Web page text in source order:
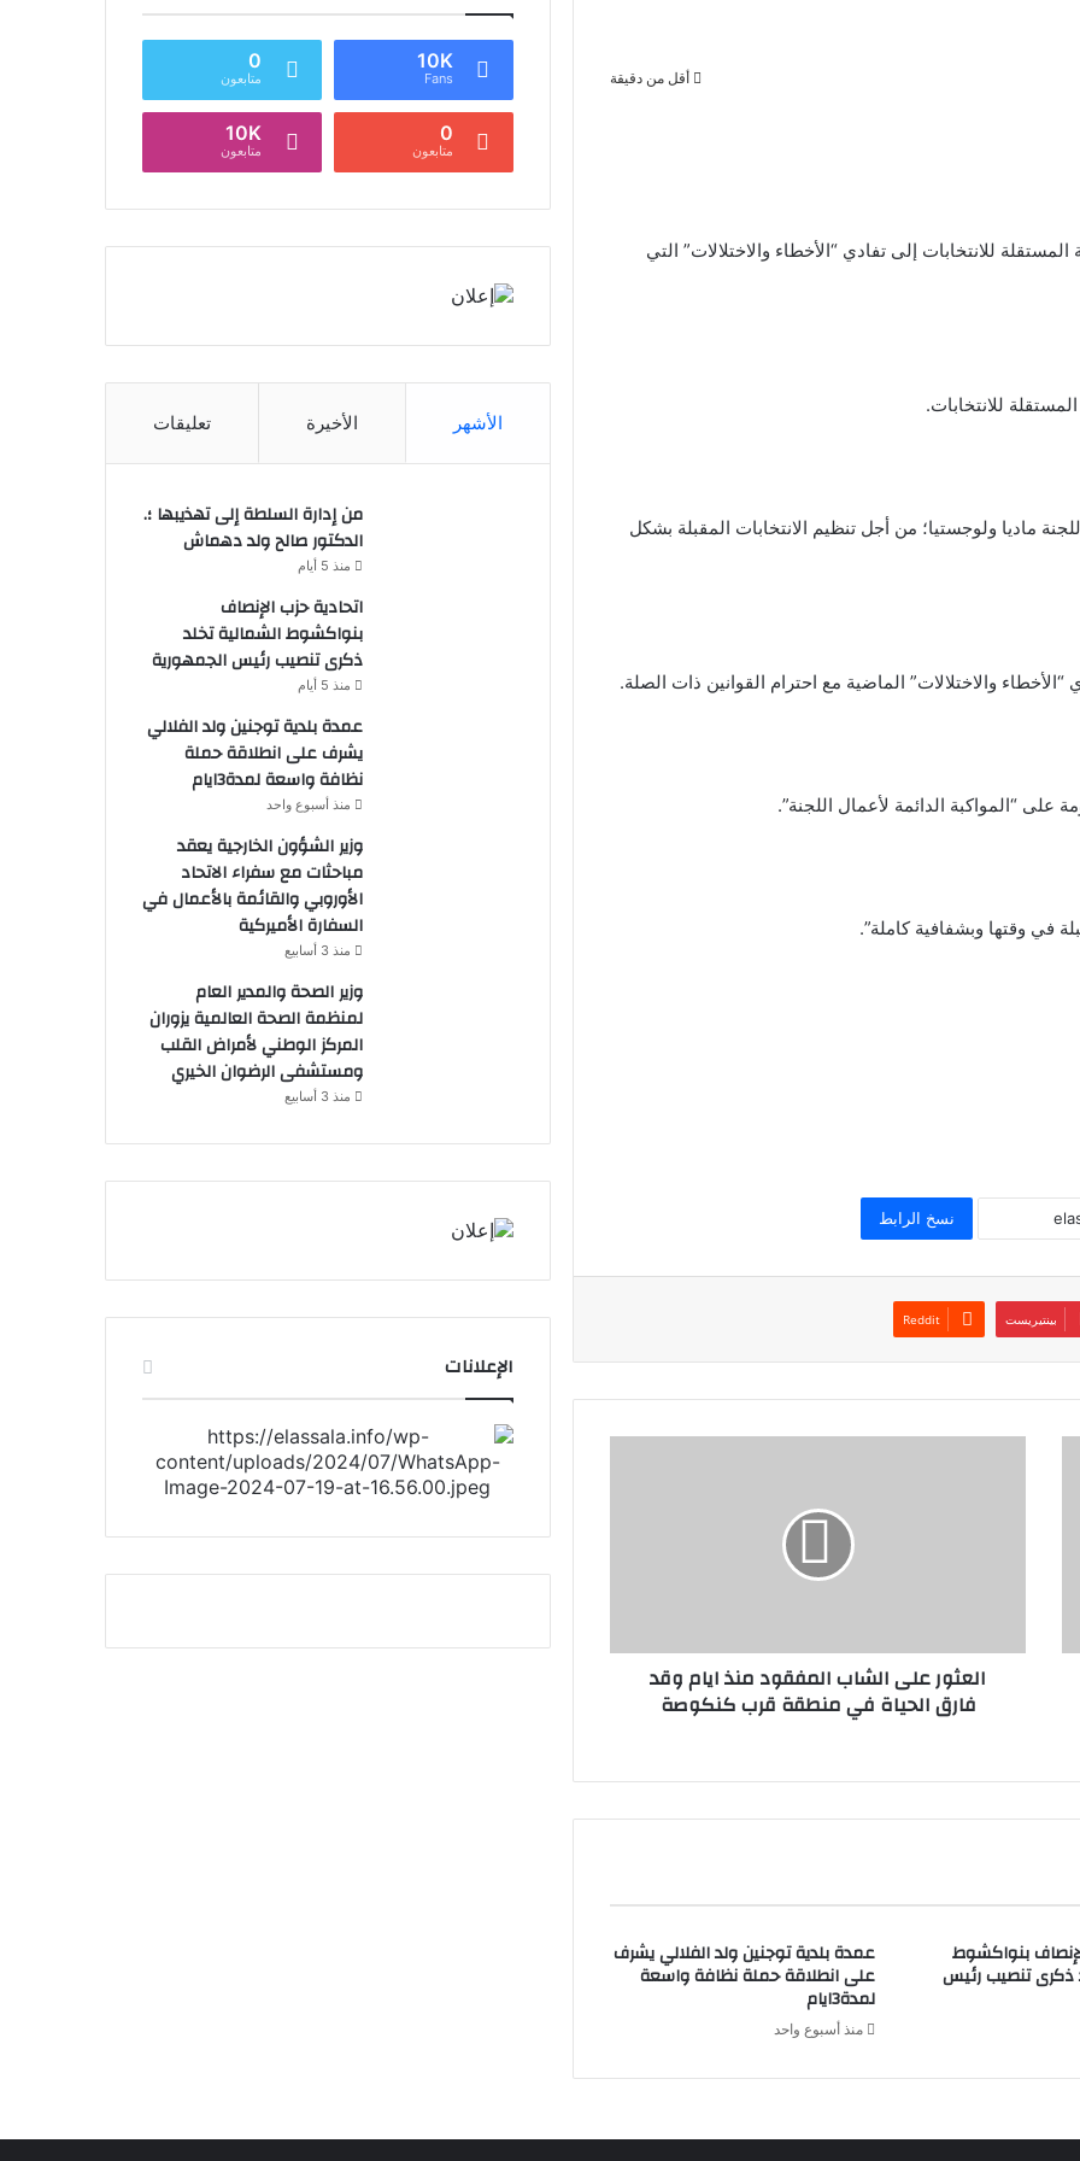
أقل من دقيقة
للانتخابات إلى تفادي “الأخطاء والاختلالات” التي
للانتخابات.
ماديا ولوجستيا؛ من أجل تنظيم الانتخابات المقبلة بشكل
“الأخطاء والاختلالات” الماضية مع احترام القوانين ذات الصلة.
“المواكبة الدائمة لأعمال اللجنة”.
في وقتها وبشفافية كاملة”.
نسخ الرابط
بينتيريست
العثور على الشاب المفقود منذ ايام وقد
فارق الحياة في منطقة قرب كنكوصة
بنواكشوط
ذكرى تنصيب رئيس
عمدة بلدية توجنين ولد الفلالي يشرف
على انطلاقة حملة نظافة واسعة
لمدة3ايام
منذ أسبوع واحد
10K
Fans
0
متابعون
0
متابعون
10K
متابعون
الأشهر الأخيرة تعليقات
من إدارة السلطة إلى تهذيبها ؛.
الدكتور صالح ولد دهماش
منذ 5 أيام
اتحادية حزب الإنصاف
بنواكشوط الشمالية تخلد
ذكرى تنصيب رئيس الجمهورية
منذ 5 أيام
عمدة بلدية توجنين ولد الفلالي
يشرف على انطلاقة حملة
نظافة واسعة لمدة3ايام
منذ أسبوع واحد
وزير الشؤون الخارجية يعقد
مباحثات مع سفراء الاتحاد
الأوروبي والقائمة بالأعمال في
السفارة الأميركية
منذ 3 أسابيع
وزير الصحة والمدير العام
لمنظمة الصحة العالمية يزوران
المركز الوطني لأمراض القلب
ومستشفى الرضوان الخيري
منذ 3 أسابيع
الإعلانات